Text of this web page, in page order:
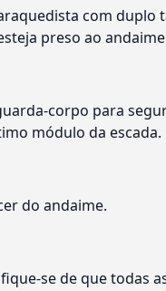
com
preso ao
corpo para
módulo da escada.
do andaime.
se de que todas